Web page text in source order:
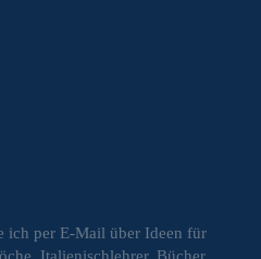
ich per E-Mail über Ideen für